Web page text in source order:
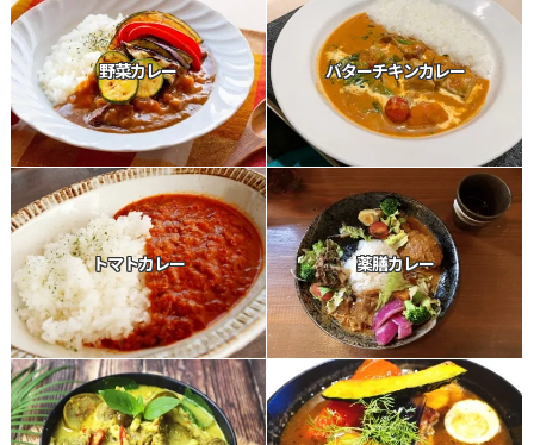
野菜カレー バターチキンカレー
トマトカレー 薬膳カレー